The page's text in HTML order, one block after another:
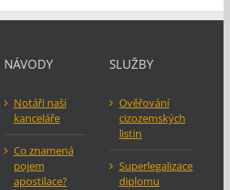
NÁVODY
Notáři naší
kanceláře
Co znamená
pojem
apostilace?
SLUŽBY
Ověřování
cizozemských
listin
Superlegalizace
diplomu